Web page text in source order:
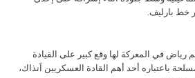
خط بارليف.
رياض في المعركة لها وقع كبير على القيادة
باعتباره أحد أهم القادة العسكريين آنذاك،